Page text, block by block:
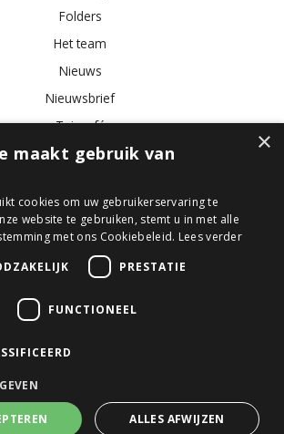
Folders
Het team
Nieuws
Nieuwsbrief
Tuincafé
Vacatures
Kamerplanten Kunstbloemen
Buitenplanten
Tuinmeubelen
© GroenRijk Den Bosch
Tuincentrum Overzicht
Algemene voorwaarden
×
maakt gebruik van
cookies om uw gebruikerservaring te
website te gebruiken, stemt u in met alle
met ons Cookiebeleid. Lees verder
PRESTATIE
FUNCTIONEEL
ALLES AFWIJZEN